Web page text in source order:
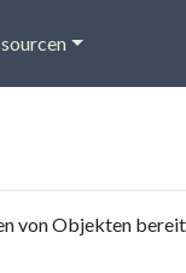
von Objekten